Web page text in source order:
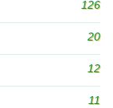
126
20
12
11